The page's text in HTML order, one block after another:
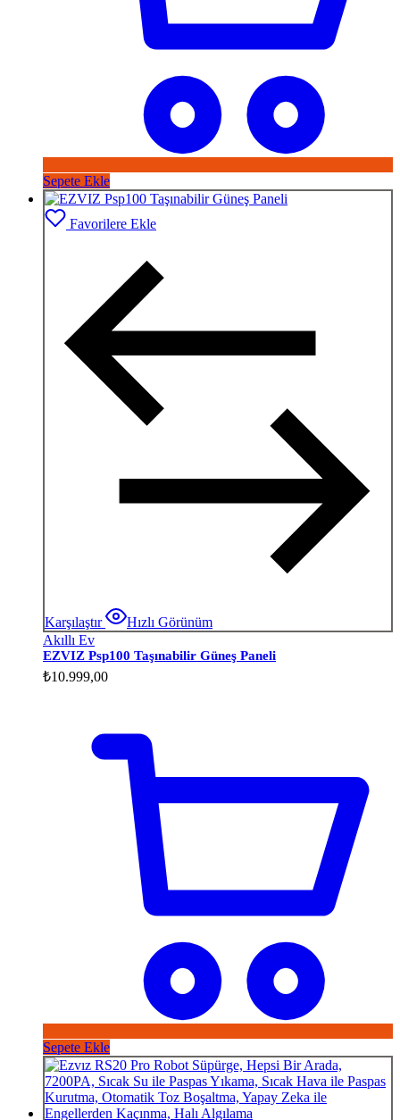
Sepete Ekle
Favorilere Ekle
Karşılaştır
Hızlı Görünüm
Akıllı Ev
EZVIZ Psp100 Taşınabilir Güneş Paneli
₺10.999,00
Sepete Ekle